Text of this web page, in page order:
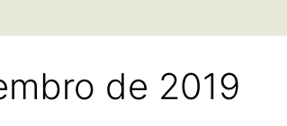
de 2019